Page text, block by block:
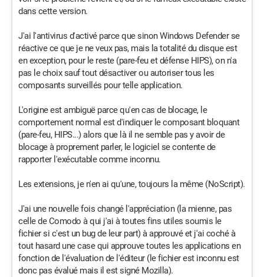
dans cette version.
J'ai l'antivirus d'activé parce que sinon Windows Defender se
réactive ce que je ne veux pas, mais la totalité du disque est
en exception, pour le reste (pare-feu et défense HIPS), on n'a
pas le choix sauf tout désactiver ou autoriser tous les
composants surveillés pour telle application.
L'origine est ambiguë parce qu'en cas de blocage, le
comportement normal est d'indiquer le composant bloquant
(pare-feu, HIPS...) alors que là il ne semble pas y avoir de
blocage à proprement parler, le logiciel se contente de
rapporter l'exécutable comme inconnu.
Les extensions, je n'en ai qu'une, toujours la même (NoScript).
J'ai une nouvelle fois changé l'appréciation (la mienne, pas
celle de Comodo à qui j'ai à toutes fins utiles soumis le
fichier si c'est un bug de leur part) à approuvé et j'ai coché à
tout hasard une case qui approuve toutes les applications en
fonction de l'évaluation de l'éditeur (le fichier est inconnu est
donc pas évalué mais il est signé Mozilla).